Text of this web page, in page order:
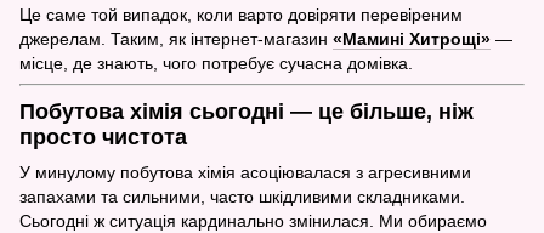
Це саме той випадок, коли варто довіряти перевіреним
джерелам. Таким, як інтернет-магазин «Мамині Хитрощі» —
місце, де знають, чого потребує сучасна домівка.
Побутова хімія сьогодні — це більше, ніж
просто чистота
У минулому побутова хімія асоціювалася з агресивними
запахами та сильними, часто шкідливими складниками.
Сьогодні ж ситуація кардинально змінилася. Ми обираємо